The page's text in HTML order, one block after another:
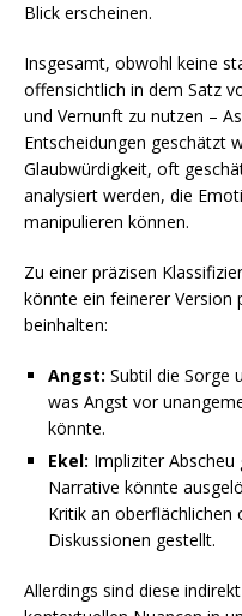
Blick erscheinen.
Insgesamt, obwohl keine
offensichtlich in dem Satz
und Vernunft zu nutzen –
Entscheidungen geschätzt
Glaubwürdigkeit, oft
analysiert werden, die
manipulieren können.
Zu einer präzisen
könnte ein feinerer Version
beinhalten:
Angst: Subtil die Sorge
was Angst vor
könnte.
Ekel: Impliziter
Narrative könnte
Kritik an oberflächlichen
Diskussionen gestellt.
Allerdings sind diese